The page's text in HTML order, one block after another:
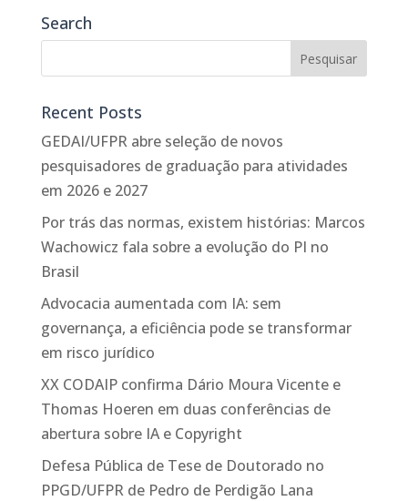
Search
Recent Posts
GEDAI/UFPR abre seleção de novos
pesquisadores de graduação para atividades
em 2026 e 2027
Por trás das normas, existem histórias: Marcos
Wachowicz fala sobre a evolução do PI no
Brasil
Advocacia aumentada com IA: sem
governança, a eficiência pode se transformar
em risco jurídico
XX CODAIP confirma Dário Moura Vicente e
Thomas Hoeren em duas conferências de
abertura sobre IA e Copyright
Defesa Pública de Tese de Doutorado no
PPGD/UFPR de Pedro de Perdigão Lana